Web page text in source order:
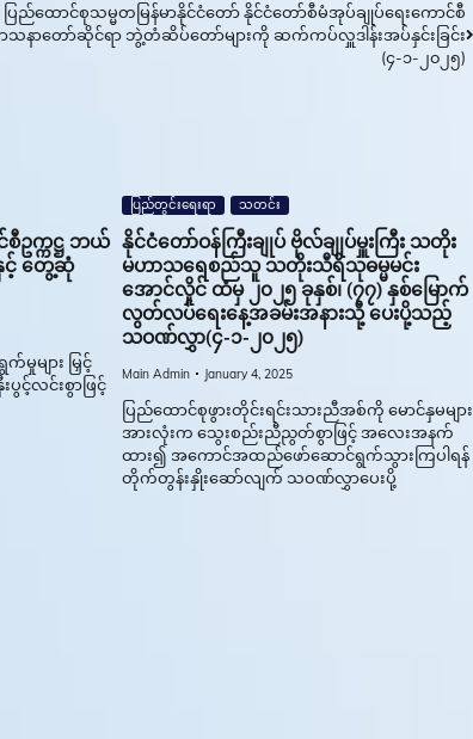
ပြည်ထောင်စုသမ္မတမြန်မာနိုင်ငံတော် နိုင်ငံတော်စီမံအုပ်ချုပ်ရေးကောင်စီ
သနာတော်ဆိုင်ရာ ဘွဲ့တံဆိပ်တော်များကို ဆက်ကပ်လှူဒါန်းအပ်နှင်းခြင်း
(၄-၁-၂၀၂၅)
ဥက္ကဋ္ဌ ဘယ်
င့် တွေ့ဆုံ
မှုများ မြှင့်
ပွင့်လင်းစွာဖြင့်
ပြည်တွင်းရေးရာ သတင်း
နိုင်ငံတော်ဝန်ကြီးချုပ် ဗိုလ်ချုပ်မှူးကြီး သတိုး
မဟာသရေစည်သူ သတိုးသီရိသုဓမ္မမင်း
အောင်လှိုင် ထံမှ ၂၀၂၅ ခုနှစ်၊ (၇၇) နှစ်မြောက်
လွတ်လပ်ရေးနေ့အခမ်းအနားသို့ ပေးပို့သည့်
သဝဏ်လွှာ(၄-၁-၂၀၂၅)
Main Admin January 4, 2025
ပြည်ထောင်စုဖွားတိုင်းရင်းသားညီအစ်ကို မောင်နှမများ
အားလုံးက သွေးစည်းညီညွတ်စွာဖြင့် အလေးအနက်
ထား၍ အကောင်အထည်ဖော်ဆောင်ရွက်သွားကြပါရန်
တိုက်တွန်းနှိုးဆော်လျက် သဝဏ်လွှာပေးပို့